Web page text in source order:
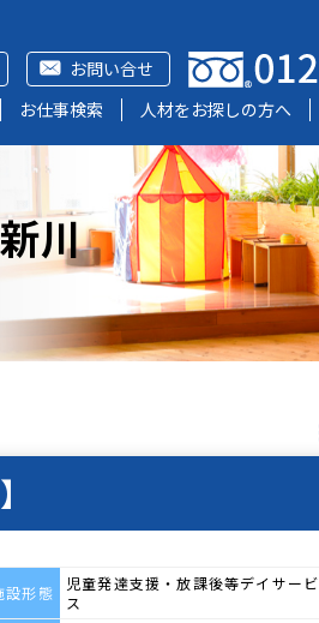
お問い合せ
お仕事検索 人材をお探しの方へ
川
設形態
児童発達支援・放課後等デイサービ
ス